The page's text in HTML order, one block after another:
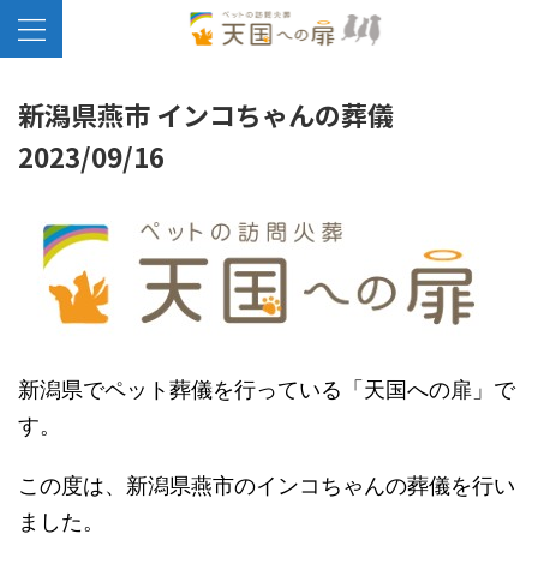
新潟県燕市 インコちゃんの葬儀
2023/09/16
新潟県でペット葬儀を行っている「天国への扉」で
す。
この度は、新潟県燕市のインコちゃんの葬儀を行い
ました。